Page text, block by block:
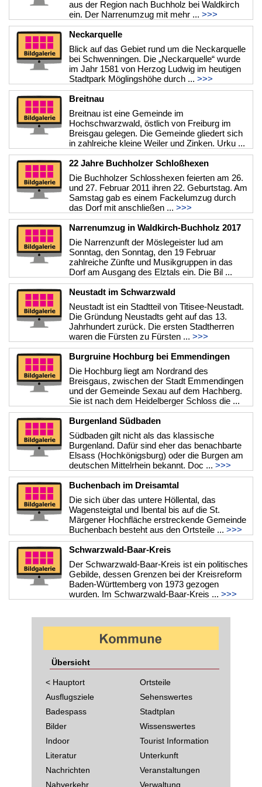
aus der Region nach Buchholz bei Waldkirch
ein. Der Narrenumzug mit mehr ... >>>
Neckarquelle
Blick auf das Gebiet rund um die Neckarquelle
bei Schwenningen. Die „Neckarquelle“ wurde
im Jahr 1581 von Herzog Ludwig im heutigen
Stadtpark Möglingshöhe durch ... >>>
Breitnau
Breitnau ist eine Gemeinde im
Hochschwarzwald, östlich von Freiburg im
Breisgau gelegen. Die Gemeinde gliedert sich
in zahlreiche kleine Weiler und Zinken. Urku ...
>>>
22 Jahre Buchholzer Schloßhexen
Die Buchholzer Schlosshexen feierten am 26.
und 27. Februar 2011 ihren 22. Geburtstag. Am
Samstag gab es einem Fackelumzug durch
das Dorf mit anschließen ... >>>
Narrenumzug in Waldkirch-Buchholz 2017
Die Narrenzunft der Möslegeister lud am
Sonntag, den Sonntag, den 19 Februar
zahlreiche Zünfte und Musikgruppen in das
Dorf am Ausgang des Elztals ein. Die Bil ...
>>>
Neustadt im Schwarzwald
Neustadt ist ein Stadtteil von Titisee-Neustadt.
Die Gründung Neustadts geht auf das 13.
Jahrhundert zurück. Die ersten Stadtherren
waren die Fürsten zu Fürsten ... >>>
Burgruine Hochburg bei Emmendingen
Die Hochburg liegt am Nordrand des
Breisgaus, zwischen der Stadt Emmendingen
und der Gemeinde Sexau auf dem Hachberg.
Sie ist nach dem Heidelberger Schloss die ...
>>>
Burgenland Südbaden
Südbaden gilt nicht als das klassische
Burgenland. Dafür sind eher das benachbarte
Elsass (Hochkönigsburg) oder die Burgen am
deutschen Mittelrhein bekannt. Doc ... >>>
Buchenbach im Dreisamtal
Die sich über das untere Höllental, das
Wagensteigtal und Ibental bis auf die St.
Märgener Hochfläche erstreckende Gemeinde
Buchenbach besteht aus den Ortsteile ... >>>
Schwarzwald-Baar-Kreis
Der Schwarzwald-Baar-Kreis ist ein politisches
Gebilde, dessen Grenzen bei der Kreisreform
Baden-Württemberg von 1973 gezogen
wurden. Im Schwarzwald-Baar-Kreis ... >>>
Übersicht
< Hauptort
Ausflugsziele
Badespass
Bilder
Indoor
Literatur
Nachrichten
Nahverkehr
Ortsteile
Sehenswertes
Stadtplan
Wissenswertes
Tourist Information
Unterkunft
Veranstaltungen
Verwaltung